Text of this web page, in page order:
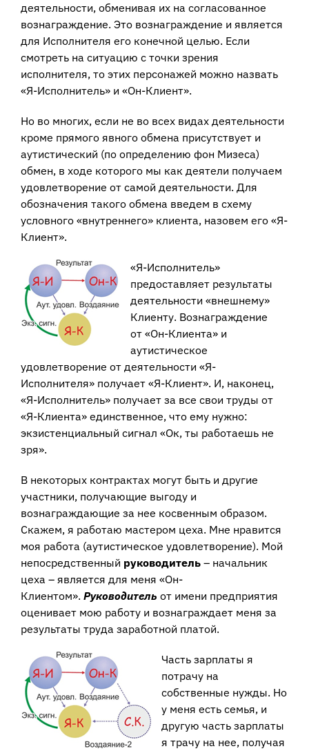
деятельности, обменивая их на согласованное
вознаграждение. Это вознаграждение и является
для Исполнителя его конечной целью. Если
смотреть на ситуацию с точки зрения
исполнителя, то этих персонажей можно назвать
«Я-Исполнитель» и «Он-Клиент».
Но во многих, если не во всех видах деятельности
кроме прямого явного обмена присутствует и
аутистический (по определению фон Мизеса)
обмен, в ходе которого мы как деятели получаем
удовлетворение от самой деятельности. Для
обозначения такого обмена введем в схему
условного «внутреннего» клиента, назовем его «Я-
Клиент».
«Я-Исполнитель»
предоставляет результаты
деятельности «внешнему»
Клиенту. Вознаграждение
от «Он-Клиента» и
аутистическое
удовлетворение от деятельности «Я-
Исполнителя» получает «Я-Клиент». И, наконец,
«Я-Исполнитель» получает за все свои труды от
«Я-Клиента» единственное, что ему нужно:
экзистенциальный сигнал «Ок, ты работаешь не
зря».
В некоторых контрактах могут быть и другие
участники, получающие выгоду и
вознаграждающие за нее косвенным образом.
Скажем, я работаю мастером цеха. Мне нравится
моя работа (аутистическое удовлетворение). Мой
непосредственный руководитель – начальник
цеха – является для меня «Он-
Клиентом». Руководитель от имени предприятия
оценивает мою работу и вознаграждает меня за
результаты труда заработной платой.
Часть зарплаты я
потрачу на
собственные нужды. Но
у меня есть семья, и
другую часть зарплаты
я трачу на нее, получая